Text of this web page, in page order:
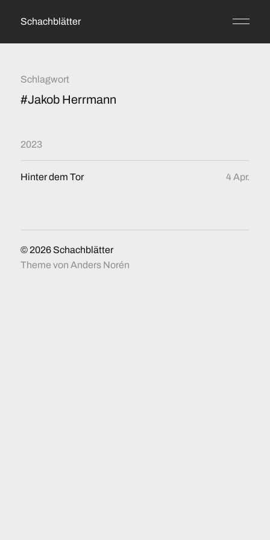
Schachblätter
Schlagwort
#Jakob Herrmann
2023
Hinter dem Tor 4 Apr.
© 2026 Schachblätter
Theme von Anders Norén